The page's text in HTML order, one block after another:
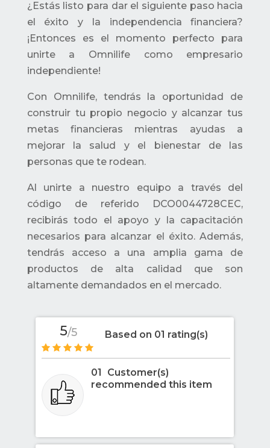
¿Estás listo para dar el siguiente paso hacia
el éxito y la independencia financiera?
¡Entonces es el momento perfecto para
unirte a Omnilife como empresario
independiente!
Con Omnilife, tendrás la oportunidad de
construir tu propio negocio y alcanzar tus
metas financieras mientras ayudas a
mejorar la salud y el bienestar de las
personas que te rodean.
Al unirte a nuestro equipo a través del
código de referido DCO0044728CEC,
recibirás todo el apoyo y la capacitación
necesarios para alcanzar el éxito. Además,
tendrás acceso a una amplia gama de
productos de alta calidad que son
altamente demandados en el mercado.
5/5 Based on 01 rating(s)
01
Customer(s)
recommended this item